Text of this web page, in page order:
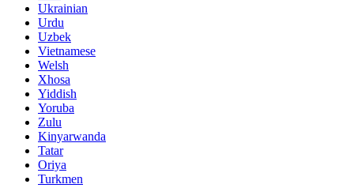
Ukrainian
Urdu
Uzbek
Vietnamese
Welsh
Xhosa
Yiddish
Yoruba
Zulu
Kinyarwanda
Tatar
Oriya
Turkmen